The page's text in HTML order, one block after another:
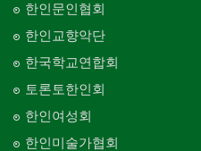
한인문인협회
한인교향악단
한국학교연합회
토론토한인회
한인여성회
한인미술가협회